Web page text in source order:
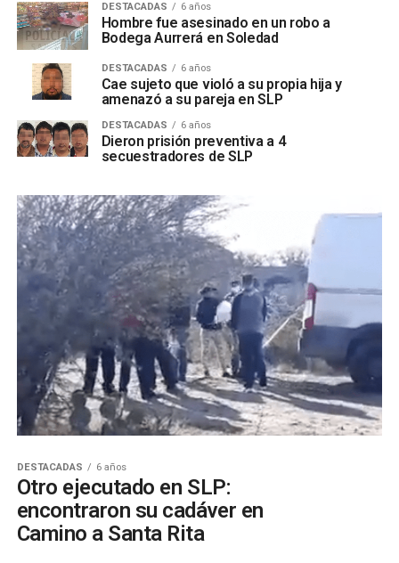
DESTACADAS 6 años
Hombre fue asesinado en un robo a
Bodega Aurrerá en Soledad
DESTACADAS 6 años
Cae sujeto que violó a su propia hija y
amenazó a su pareja en SLP
DESTACADAS 6 años
Dieron prisión preventiva a 4
secuestradores de SLP
DESTACADAS 6 años
Otro ejecutado en SLP:
encontraron su cadáver en
Camino a Santa Rita